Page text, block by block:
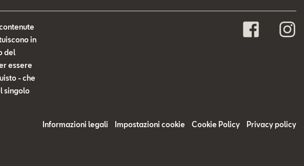
in
del
essere
- che
singolo
Informazioni legali Impostazioni cookie Cookie Policy Privacy policy